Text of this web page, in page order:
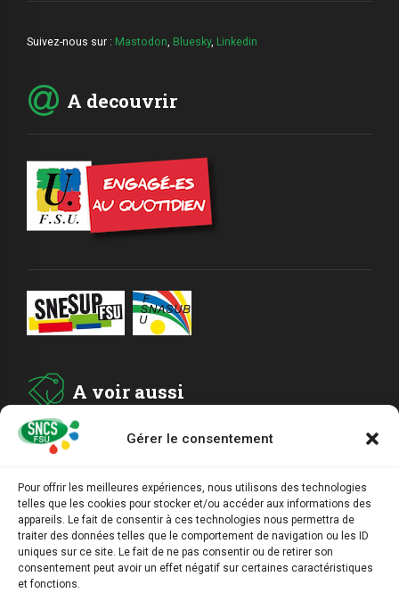
Gérer le consentement
Pour offrir les meilleures expériences, nous utilisons des technologies
telles que les cookies pour stocker et/ou accéder aux informations des
appareils. Le fait de consentir à ces technologies nous permettra de
traiter des données telles que le comportement de navigation ou les ID
uniques sur ce site. Le fait de ne pas consentir ou de retirer son
consentement peut avoir un effet négatif sur certaines caractéristiques
et fonctions.
Suivez-nous sur : Mastodon, Bluesky, Linkedin
A decouvrir
A voir aussi
ADHESION
ARCHIVES
AGENDA